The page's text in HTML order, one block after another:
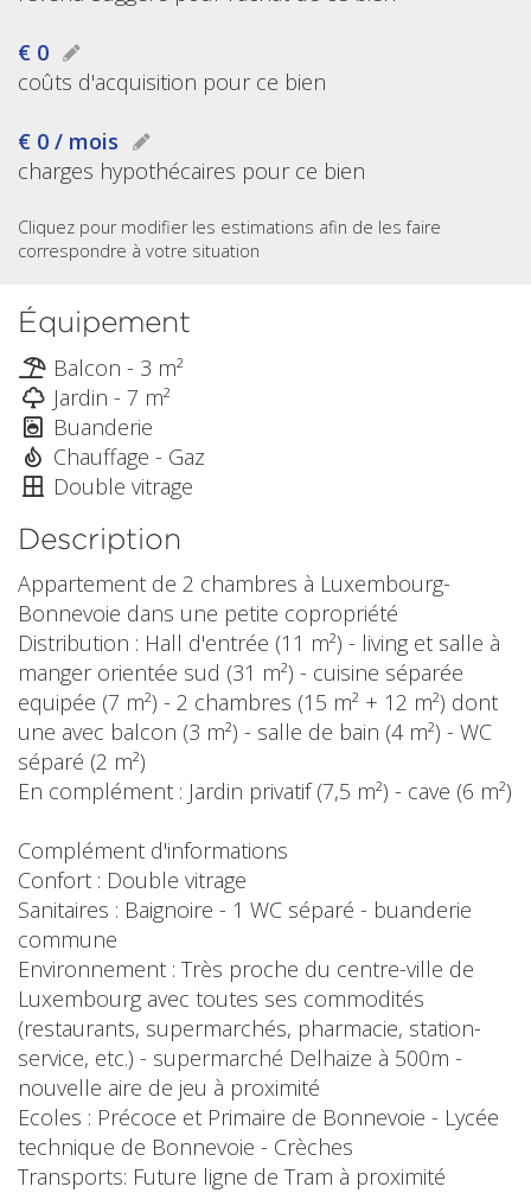
€ 0
coûts d'acquisition pour ce bien
€ 0 / mois
charges hypothécaires pour ce bien
Cliquez pour modifier les estimations afin de les faire
correspondre à votre situation
Équipement
Balcon - 3 m²
Jardin - 7 m²
Buanderie
Chauffage - Gaz
Double vitrage
Description
Appartement de 2 chambres à Luxembourg-
Bonnevoie dans une petite copropriété
Distribution : Hall d'entrée (11 m²) - living et salle à
manger orientée sud (31 m²) - cuisine séparée
equipée (7 m²) - 2 chambres (15 m² + 12 m²) dont
une avec balcon (3 m²) - salle de bain (4 m²) - WC
séparé (2 m²)
En complément : Jardin privatif (7,5 m²) - cave (6 m²)
Complément d'informations
Confort : Double vitrage
Sanitaires : Baignoire - 1 WC séparé - buanderie
commune
Environnement : Très proche du centre-ville de
Luxembourg avec toutes ses commodités
(restaurants, supermarchés, pharmacie, station-
service, etc.) - supermarché Delhaize à 500m -
nouvelle aire de jeu à proximité
Ecoles : Précoce et Primaire de Bonnevoie - Lycée
technique de Bonnevoie - Crèches
Transports: Future ligne de Tram à proximité